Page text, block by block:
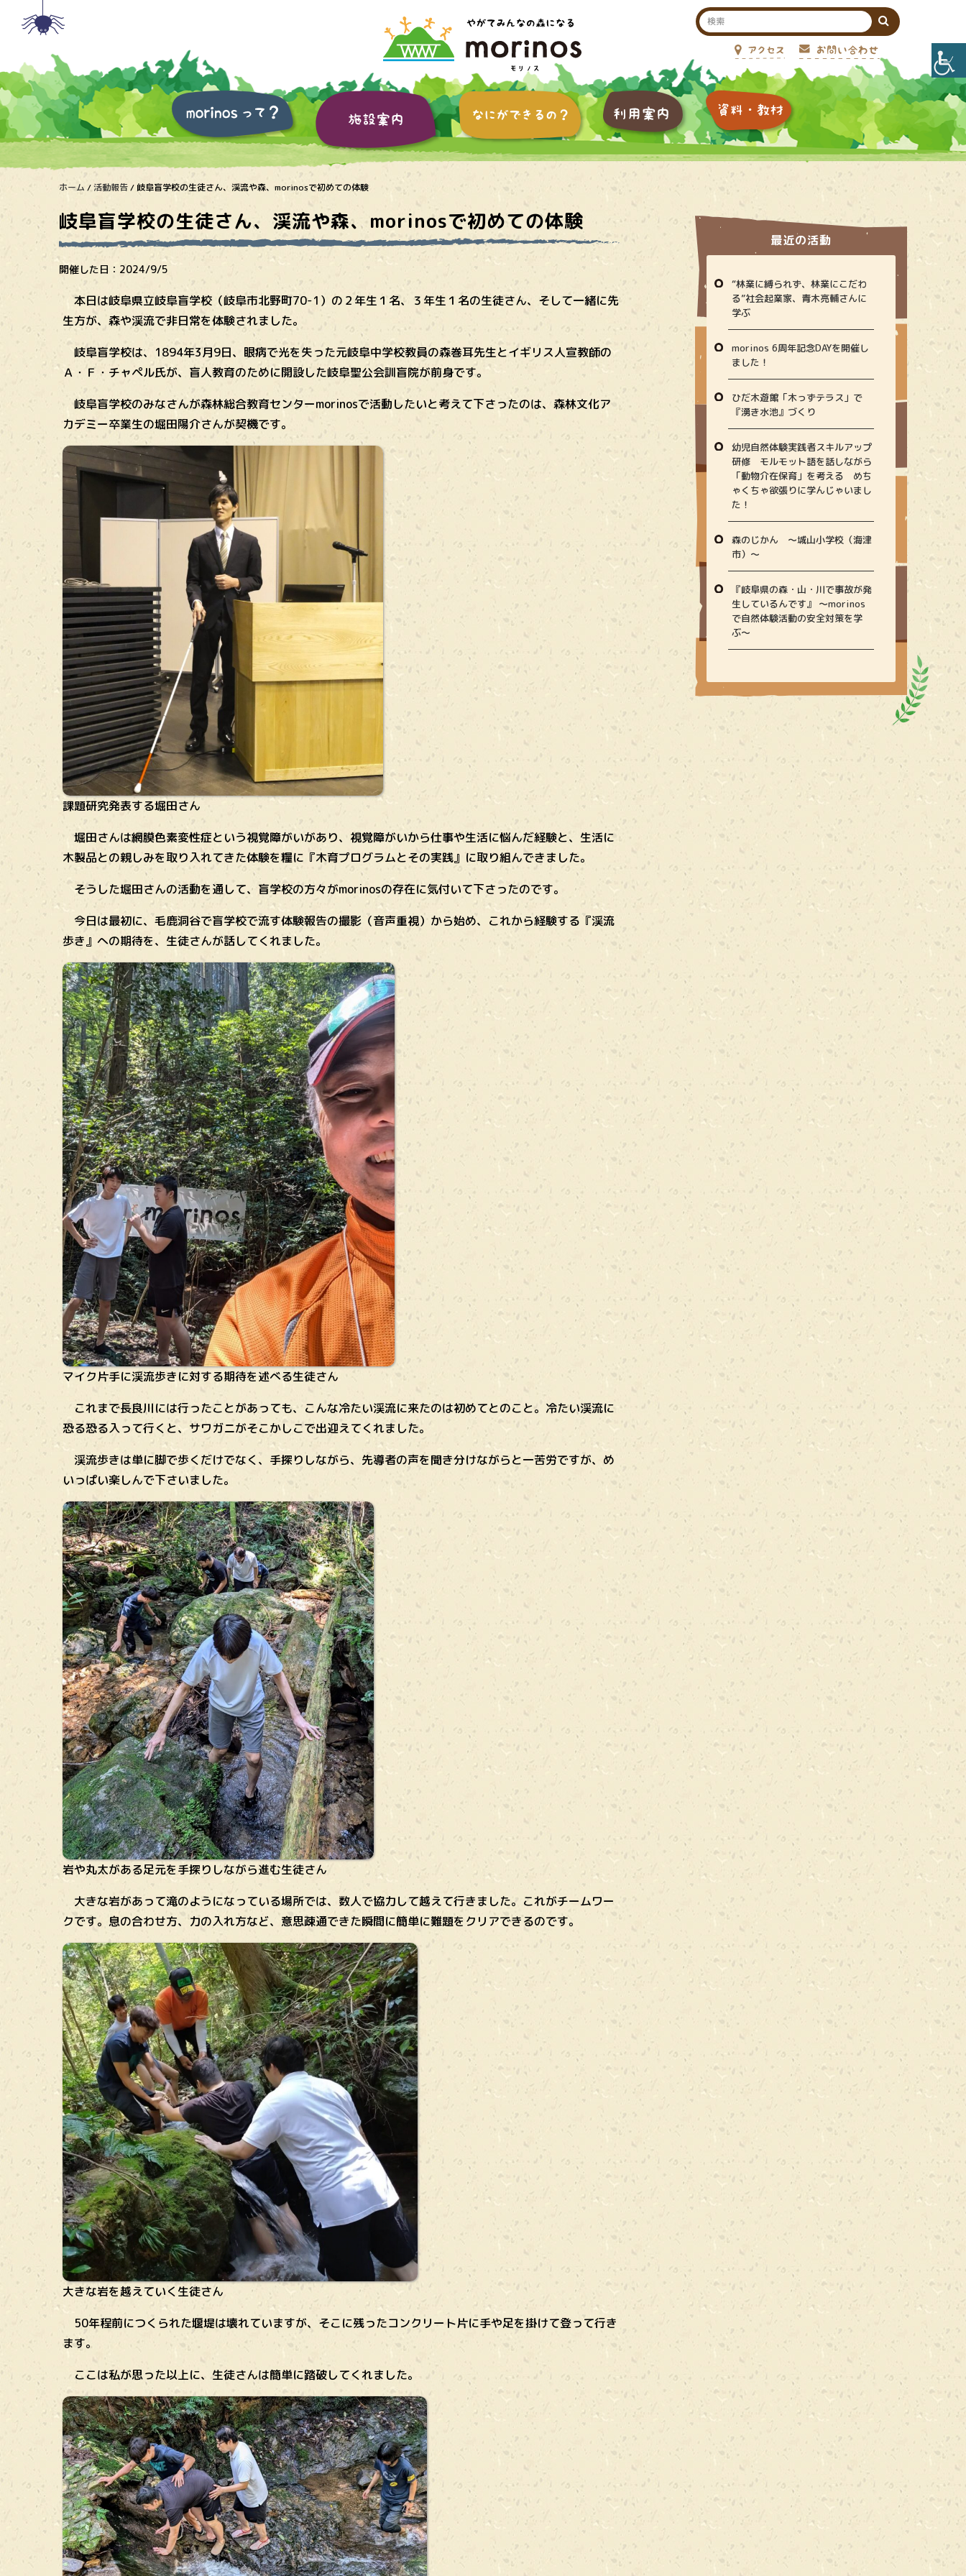
ホーム /活動報告/ 岐阜盲学校の生徒さん、渓流や森、morinosで初めての体験
岐阜盲学校の生徒さん、渓流や森、morinosで初めての体験
開催した日： 2024/9/5
本日は岐阜県立岐阜盲学校（岐阜市北野町70-1）の２年生１名、３年生１名の生徒さん、そして一緒に先
生方が、森や渓流で非日常を体験されました。
岐阜盲学校は、 1894年3月9日、眼病で光を失った元岐阜中学校教員の森巻耳先生とイギリス人宣教師の
Ａ・Ｆ・チャペル氏が、盲人教育のために開設した岐阜聖公会訓盲院が前身です。
岐阜盲学校のみなさんが森林総合教育センターmorinosで活動したいと考えて下さったのは、森林文化ア
カデミー卒業生の堀田陽介さんが契機です。
課題研究発表する堀田さん
堀田さんは網膜色素変性症という視覚障がいがあり、視覚障がいから仕事や生活に悩んだ経験と、生活に
木製品との親しみを取り入れてきた体験を糧に『木育プログラムとその実践』に取り組んできました。
そうした堀田さんの活動を通して、盲学校の方々がmorinosの存在に気付いて下さったのです。
今日は最初に、毛鹿洞谷で盲学校で流す体験報告の撮影（音声重視）から始め、これから経験する『渓流
歩き』への期待を、生徒さんが話してくれました。
マイク片手に渓流歩きに対する期待を述べる生徒さん
これまで長良川には行ったことがあっても、こんな冷たい渓流に来たのは初めてとのこと。冷たい渓流に
恐る恐る入って行くと、サワガニがそこかしこで出迎えてくれました。
渓流歩きは単に脚で歩くだけでなく、手探りしながら、先導者の声を聞き分けながらと一苦労ですが、め
いっぱい楽しんで下さいました。
岩や丸太がある足元を手探りしながら進む生徒さん
大きな岩があって滝のようになっている場所では、数人で協力して越えて行きました。これがチームワー
クです。息の合わせ方、力の入れ方など、意思疎通できた瞬間に簡単に難題をクリアできるのです。
大きな岩を越えていく生徒さん
50年程前につくられた堰堤は壊れていますが、そこに残ったコンクリート片に手や足を掛けて登って行き
ます。
ここは私が思った以上に、生徒さんは簡単に踏破してくれました。
最近の活動
“林業に縛られず、林業にこだわ
る”社会起業家、青木亮輔さんに
学ぶ
morinos 6周年記念DAYを開催し
ました！
ひだ木遊館「木っずテラス」で
『湧き水池』づくり
幼児自然体験実践者スキルアップ
研修 モルモット語を話しながら
「動物介在保育」を考える めち
ゃくちゃ欲張りに学んじゃいまし
た！
森のじかん 〜城山小学校（海津
市）〜
『岐阜県の森・山・川で事故が発
生しているんです』 〜morinos
で自然体験活動の安全対策を学
ぶ〜